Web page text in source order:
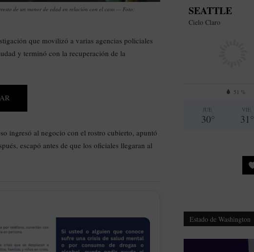
de un menor de edad en relación con el caso — Foto:
que movilizó a varias agencias policiales
y terminó con la recuperación de la
ingresó al negocio con el rostro cubierto, apuntó
escapó antes de que los oficiales llegaran al
SEATTLE
Cielo Claro
51 %
JUE
30°
VIE
31°
Estado de Washington